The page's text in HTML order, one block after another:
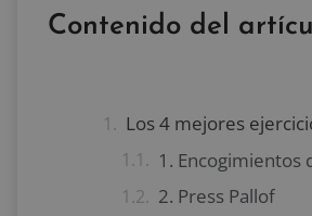
Contenido del
2. Press Pallof